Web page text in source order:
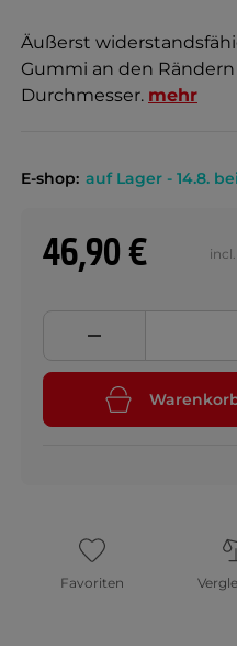
Äußerst
Gummi an den
Durchmesser. mehr
E-shop: auf Lager - 14.8.
46,90 €
Favoriten